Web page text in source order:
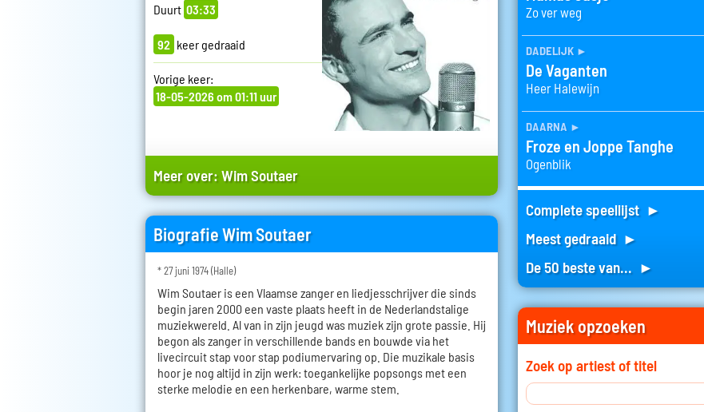
Duurt 03:33
92 keer gedraaid
Vorige keer:
18-05-2026 om 01:11 uur
Meer over:Wim Soutaer
Biografie Wim Soutaer
* 27 juni 1974 (Halle)
Wim Soutaer is een Vlaamse zanger en liedjesschrijver die sinds
begin jaren 2000 een vaste plaats heeft in de Nederlandstalige
muziekwereld. Al van in zijn jeugd was muziek zijn grote passie. Hij
begon als zanger in verschillende bands en bouwde via het
livecircuit stap voor stap podiumervaring op. Die muzikale basis
hoor je nog altijd in zijn werk: toegankelijke popsongs met een
sterke melodie en een herkenbare, warme stem.
Zo ver weg
dadelijk ►
De Vaganten
Heer Halewijn
daarna ►
Froze en Joppe Tanghe
Ogenblik
Complete speellijst ►
Meest gedraaid ►
De 50 beste van... ►
Muziek opzoeken
Zoek op artiest of titel